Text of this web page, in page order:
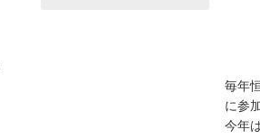
毎年
に参
今年